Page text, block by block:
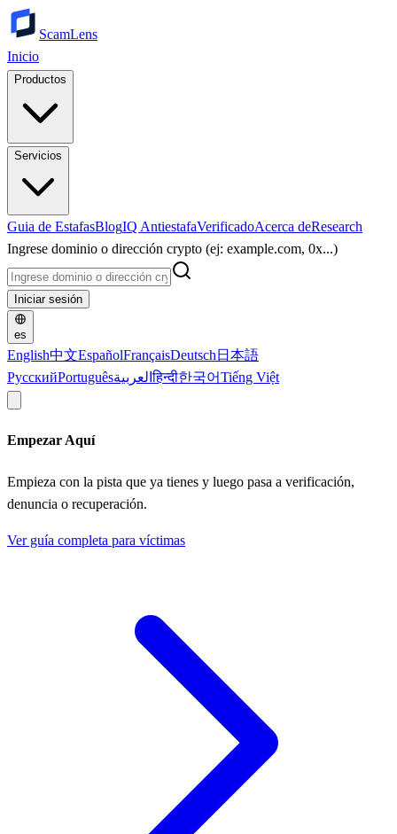
ScamLens
Inicio
Productos
Servicios
Guia de EstafasBlogIQ AntiestafaVerificadoAcerca deResearch
Ingrese dominio o dirección crypto (ej: example.com, 0x...)
Iniciar sesión
es
English中文EspañolFrançaisDeutsch 日本語
РусскийPortuguêsالعربيةहिन्दी한국어Tiếng Việt
Empezar Aquí
Empieza con la pista que ya tienes y luego pasa a verificación,
denuncia o recuperación.
Ver guía completa para víctimas